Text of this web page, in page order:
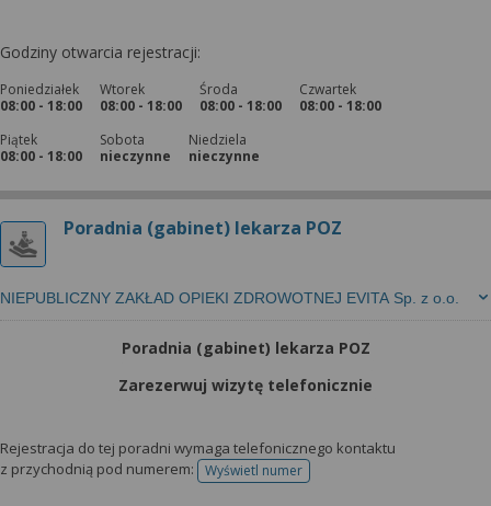
Godziny otwarcia rejestracji:
Poniedziałek
08:00 - 18:00
Wtorek
08:00 - 18:00
Środa
08:00 - 18:00
Czwartek
08:00 - 18:00
Piątek
08:00 - 18:00
Sobota
nieczynne
Niedziela
nieczynne
Poradnia (gabinet) lekarza POZ
NIEPUBLICZNY ZAKŁAD OPIEKI ZDROWOTNEJ EVITA Sp. z o.o.
Poradnia (gabinet) lekarza POZ
Zarezerwuj wizytę telefonicznie
Rejestracja do tej poradni wymaga telefonicznego kontaktu
z przychodnią pod numerem:
Wyświetl numertelefonu do rejestracji